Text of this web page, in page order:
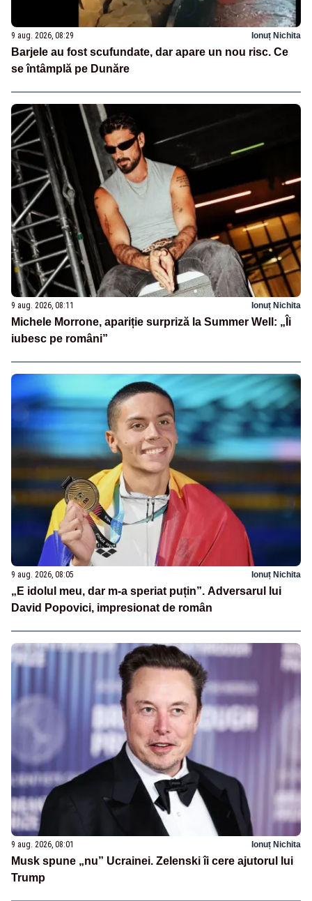
9 aug. 2026, 08:29 Ionuț Nichita
Barjele au fost scufundate, dar apare un nou risc. Ce
se întâmplă pe Dunăre
9 aug. 2026, 08:11 Ionuț Nichita
Michele Morrone, apariție surpriză la Summer Well: „Îi
iubesc pe români”
9 aug. 2026, 08:05 Ionuț Nichita
„E idolul meu, dar m-a speriat puțin”. Adversarul lui
David Popovici, impresionat de român
9 aug. 2026, 08:01 Ionuț Nichita
Musk spune „nu” Ucrainei. Zelenski îi cere ajutorul lui
Trump